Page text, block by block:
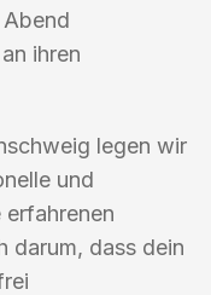
ihren
legen wir
und
erfahrenen
darum, dass dein